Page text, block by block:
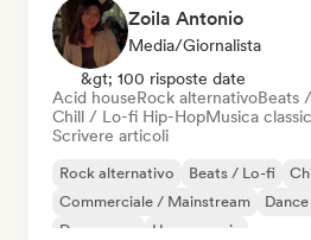
Zoila Antonio
Media/Giornalista
&gt; 100 risposte date
Acid houseRock alternativoBeats
Chill / Lo-fi Hip-HopMusica
Scrivere articoli
Rock alternativo Beats / Lo-fi
Commerciale / Mainstream
Dream pop
House music